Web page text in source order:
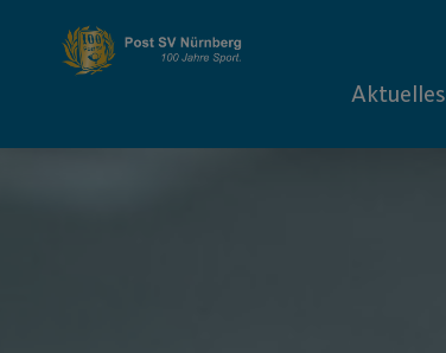
Aktuelles